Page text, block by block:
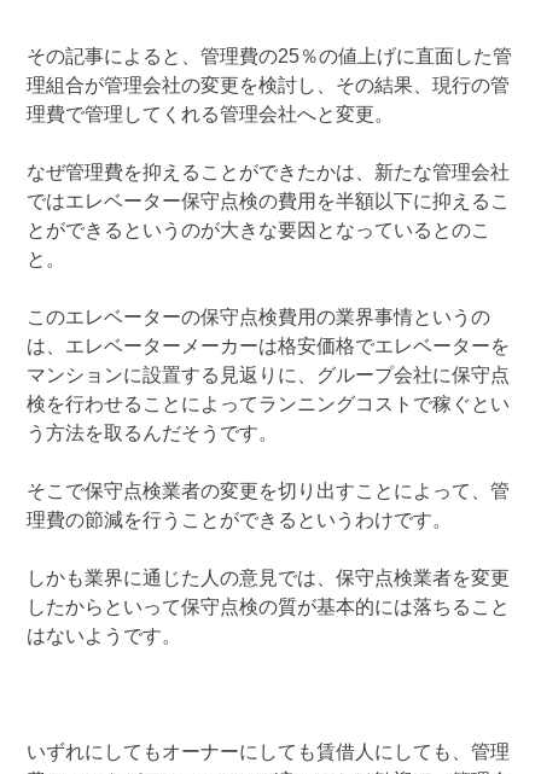
その記事によると、管理費の25％の値上げに直面した管
理組合が管理会社の変更を検討し、その結果、現行の管
理費で管理してくれる管理会社へと変更。
なぜ管理費を抑えることができたかは、新たな管理会社
ではエレベーター保守点検の費用を半額以下に抑えるこ
とができるというのが大きな要因となっているとのこ
と。
このエレベーターの保守点検費用の業界事情というの
は、エレベーターメーカーは格安価格でエレベーターを
マンションに設置する見返りに、グループ会社に保守点
検を行わせることによってランニングコストで稼ぐとい
う方法を取るんだそうです。
そこで保守点検業者の変更を切り出すことによって、管
理費の節減を行うことができるというわけです。
しかも業界に通じた人の意見では、保守点検業者を変更
したからといって保守点検の質が基本的には落ちること
はないようです。
いずれにしてもオーナーにしても賃借人にしても、管理